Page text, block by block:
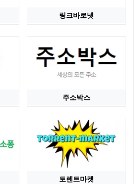
링크바로넷
주소박스
토렌트마켓